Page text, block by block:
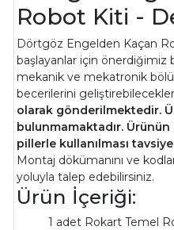
Robot Kiti -
Dörtgöz Engelden Kaçan
başlayanlar için önerdiğimiz
mekanik ve mekatronik
becerilerini
olarak gönderilmektedir.
bulunmamaktadır.
pillerle kullanılması
Montaj dökümanını ve
yoluyla talep edebilirsiniz.
Ürün İçeriği:
1 adet Rokart Temel